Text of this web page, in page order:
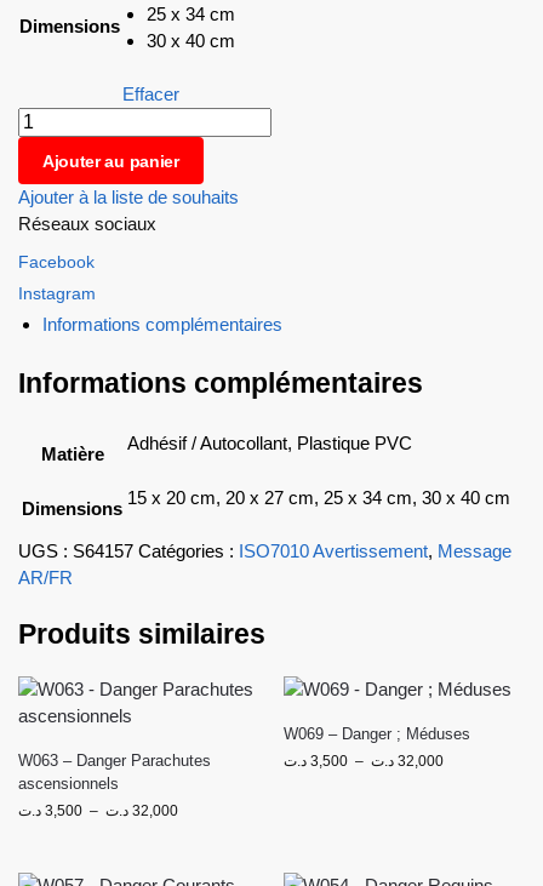
Dimensions
25 x 34 cm
30 x 40 cm
Effacer
Ajouter au panier
Ajouter à la liste de souhaits
Réseaux sociaux
Facebook
Instagram
Informations complémentaires
Informations complémentaires
Matière
Adhésif / Autocollant, Plastique PVC
Dimensions
15 x 20 cm, 20 x 27 cm, 25 x 34 cm, 30 x 40 cm
UGS : S64157 Catégories : ISO7010 Avertissement, Message
AR/FR
Produits similaires
W063 – Danger Parachutes
ascensionnels
3,500 د.ت – 32,000 د.ت
W069 – Danger ; Méduses
3,500 د.ت – 32,000 د.ت